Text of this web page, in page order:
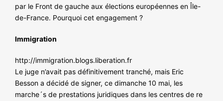
par le Front de gauche aux élections européennes en Île-
de-France. Pourquoi cet engagement ?
Immigration
http://immigration.blogs.liberation.fr
Le juge n’avait pas définitivement tranché, mais Eric
Besson a décidé de signer, ce dimanche 10 mai, les
marche´s de prestations juridiques dans les centres de re